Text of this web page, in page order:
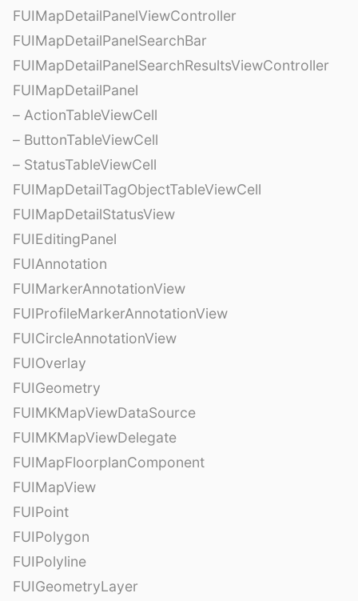
FUIMapDetailPanelViewController
FUIMapDetailPanelSearchBar
FUIMapDetailPanelSearchResultsViewController
FUIMapDetailPanel
– ActionTableViewCell
– ButtonTableViewCell
– StatusTableViewCell
FUIMapDetailTagObjectTableViewCell
FUIMapDetailStatusView
FUIEditingPanel
FUIAnnotation
FUIMarkerAnnotationView
FUIProfileMarkerAnnotationView
FUICircleAnnotationView
FUIOverlay
FUIGeometry
FUIMKMapViewDataSource
FUIMKMapViewDelegate
FUIMapFloorplanComponent
FUIMapView
FUIPoint
FUIPolygon
FUIPolyline
FUIGeometryLayer